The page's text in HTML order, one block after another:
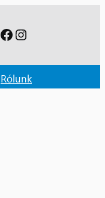
Facebook
Instagram
Rólunk